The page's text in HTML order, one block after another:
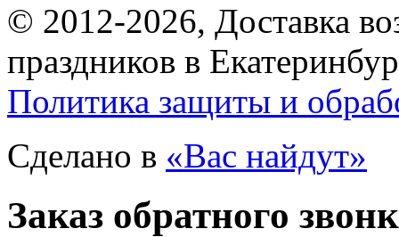
© 2012-2026, Доставка
праздников в
Политика защиты и
Сделано в «Вас найдут»
Заказ обратного